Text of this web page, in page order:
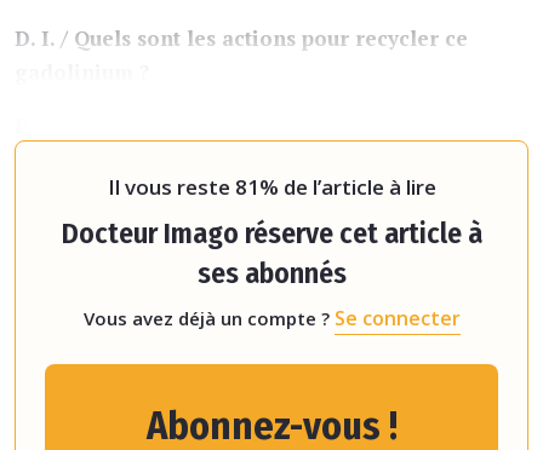
D. I. / Quels sont les actions pour recycler ce
recycling permet de r
Il vous reste 81% de l’article à lire
Docteur Imago réserve cet article à
ses abonnés
Vous avez déjà un compte ? Se connecter
Abonnez-vous !